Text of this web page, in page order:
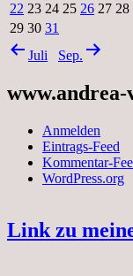
22 23 24 25 26 27 28
29 30 31
Juli
Sep.
www.andrea-
Anmelden
Eintrags-Feed
Kommentar-
WordPress.org
Link zu